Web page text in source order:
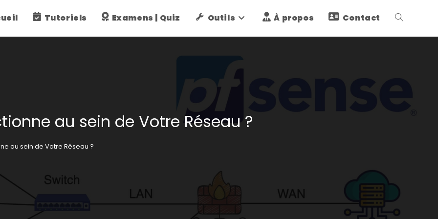
Tutoriels Examens | Quiz Outils À propos Contact Toggle
au sein de Votre Réseau ?
au sein de Votre Réseau ?